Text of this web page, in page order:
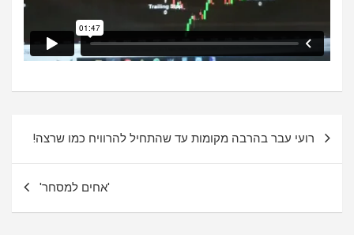
רועי עבר בהרבה מקומות עד שהתחיל להרוויח כמו שרצה!
'אחים למסחר'